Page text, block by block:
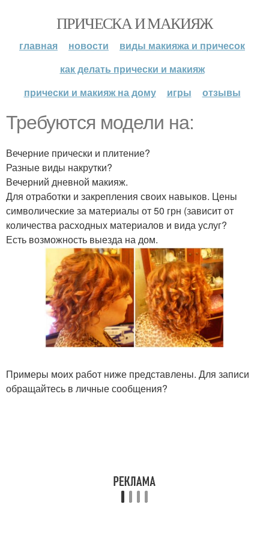
ПРИЧЕСКА И МАКИЯЖ
главная новости
виды макияжа и причесок
как делать прически и макияж
прически и макияж на дому
игры отзывы
Требуются модели на:
Вечерние прически и плитение?
Разные виды накрутки?
Вечерний дневной макияж.
Для отработки и закрепления своих навыков. Цены
символические за материалы от 50 грн (зависит от
количества расходных материалов и вида услуг?
Есть возможность выезда на дом.
Примеры моих работ ниже представлены. Для записи
обращайтесь в личные сообщения?